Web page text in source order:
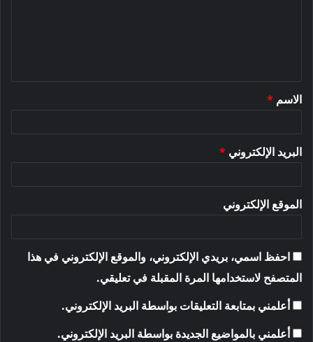
*
الاسم *
البريد الإلكتروني *
الموقع الإلكتروني
احفظ اسمي، بريدي الإلكتروني، والموقع الإلكتروني في هذا
المتصفح لاستخدامها المرة المقبلة في تعليقي.
أعلمني بمتابعة التعليقات بواسطة البريد الإلكتروني.
أعلمني بالمواضيع الجديدة بواسطة البريد الإلكتروني.